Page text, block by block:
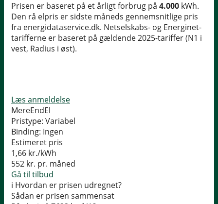
Prisen er baseret på et årligt forbrug på 4.000 kWh.
Den rå elpris er sidste måneds gennemsnitlige pris
fra energidataservice.dk. Netselskabs- og Energinet-
tarifferne er baseret på gældende 2025-tariffer (N1 i
vest, Radius i øst).
Læs anmeldelse
MereEndEl
Pristype: Variabel
Binding: Ingen
Estimeret pris
1,66 kr./kWh
552 kr. pr. måned
Gå til tilbud
i Hvordan er prisen udregnet?
Sådan er prisen sammensat